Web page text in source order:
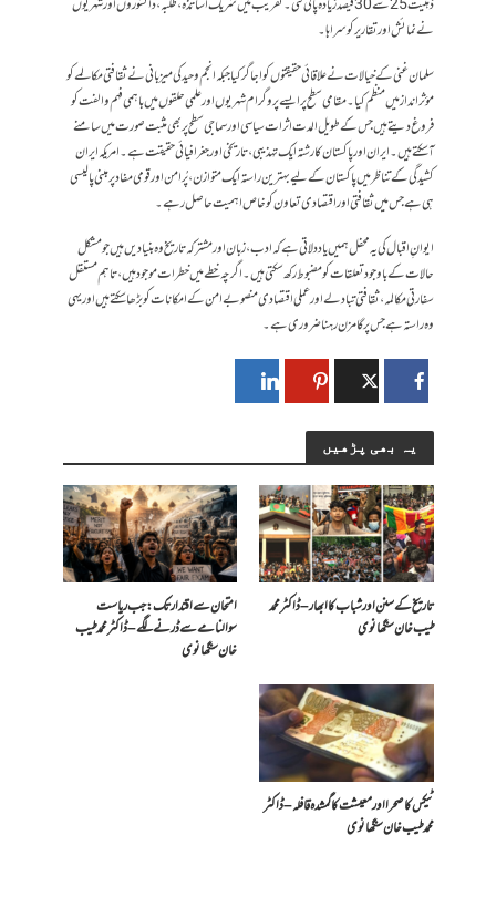
ذہنیت 25 سے 30 فیصد زیادہ پائی گئی۔تقریب میں شریک اساتذہ، طلبہ، دانشوروں اور شہریوں
نے نمائش اور تقاریر کو سراہا۔
سلمان غنی کے خیالات نے علاقائی حقیقتوں کو اجاگر کیا جبکہ انجم وحید کی میزبانی نے ثقافتی مکالمے کو
مؤثر انداز میں منظم کیا۔مقامی سطح پر ایسے پروگرام شہریوں اور علمی حلقوں میں باہمی فہم و الفت کو
فروغ دیتے ہیں جس کے طویل المدت اثرات سیاسی اور سماجی سطح پر بھی مثبت صورت میں سامنے
آسکتے ہیں۔ایران اور پاکستان کا رشتہ ایک تہذیبی، تاریخی اور جغرافیائی حقیقت ہے۔ امریکہ ایران
کشیدگی کے تناظر میں پاکستان کے لیے بہترین راستہ ایک متوازن، پُرامن اور قومی مفاد پر مبنی پالیسی
ہی ہے جس میں ثقافتی اور اقتصادی تعاون کو خاص اہمیت حاصل رہے۔
ایوانِ اقبال کی یہ محفل ہمیں یاد دلاتی ہے کہ ادب، زبان اور مشترکہ تاریخ وہ بنیادیں ہیں جو مشکل
حالات کے باوجود تعلقات کو مضبوط رکھ سکتی ہیں۔ اگرچہ خطے میں خطرات موجود ہیں، تاہم مستقل
سفارتی مکالمہ، ثقافتی تبادلے اور عملی اقتصادی منصوبے امن کے امکانات کو بڑھا سکتے ہیں اور یہی
وہ راستہ ہے جس پر گامزن رہنا ضروری ہے۔
یہ بھی پڑھیں
تاریخ کے سنن اور شباب کا ابھار – ڈاکٹر محمد
طیب خان سنگھانوی
امتحان سے اقتدار تک: جب ریاست
سوالنامے سے ڈرنے لگے – ڈاکٹر محمد طیب
خان سنگھانوی
ٹیکس کا صحرا اور معیشت کا گمشدہ قافلہ – ڈاکٹر
محمد طیب خان سنگھانوی